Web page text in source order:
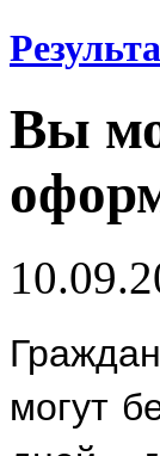
Вы
могут